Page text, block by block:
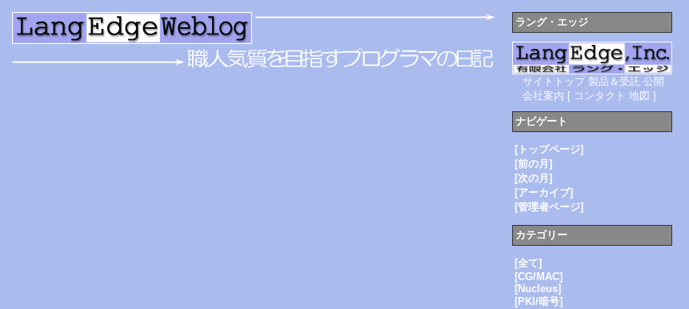
ラング・エッジ
サイトトップ 製品＆受託 公開
会社案内 [ コンタクト 地図 ]
ナビゲート
[トップページ]
[前の月]
[次の月]
[アーカイブ]
[管理者ページ]
カテゴリー
[全て]
[CG/MAC]
[Nucleus]
[PKI/暗号]